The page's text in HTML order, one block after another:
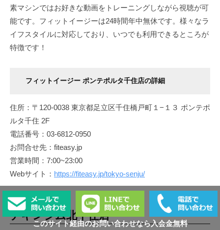
素マシンではお好きな動画をトレーニングしながら視聴が可
能です。フィットイージーは24時間年中無休です。様々なラ
イフスタイルに対応しており、いつでも利用できるところが
特徴です！
フィットイージー ポンテポルタ千住店の詳細
住所：〒120-0038 東京都足立区千住橋戸町１−１３ ポンテポ
ルタ千住 2F
電話番号：03-6812-0950
お問合せ先：fiteasy.jp
営業時間：7:00~23:00
Webサイト： https://fiteasy.jp/tokyo-senju/
チキンジム北千住店
このサイト経由のお問い合わせなら入会金無料